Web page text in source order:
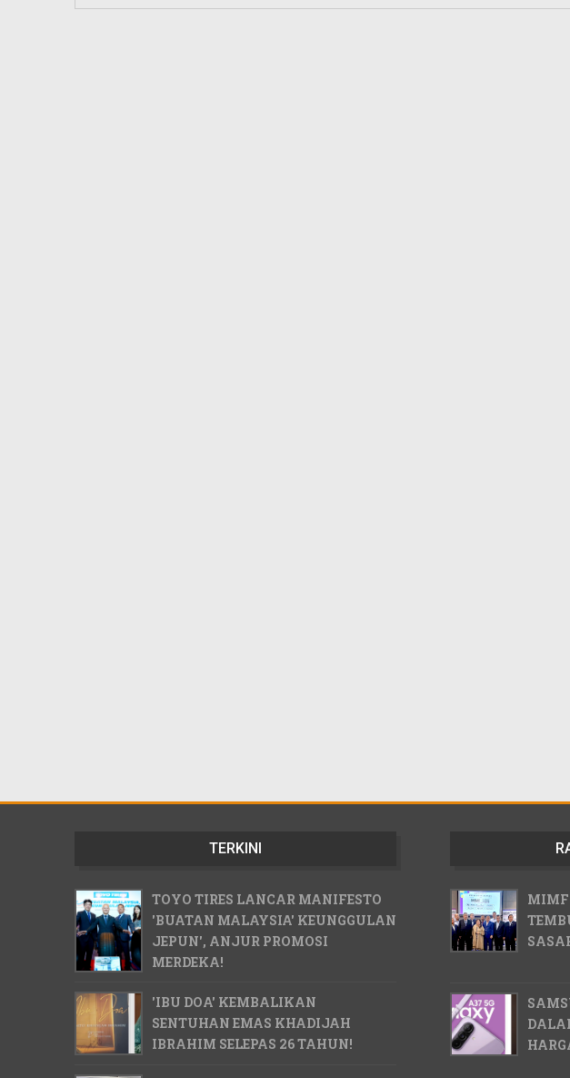
TERKINI
TOYO TIRES LANCAR MANIFESTO
'BUATAN MALAYSIA' KEUNGGULAN
JEPUN', ANJUR PROMOSI
MERDEKA!
'IBU DOA' KEMBALIKAN
SENTUHAN EMAS KHADIJAH
IBRAHIM SELEPAS 26 TAHUN!
MIMF